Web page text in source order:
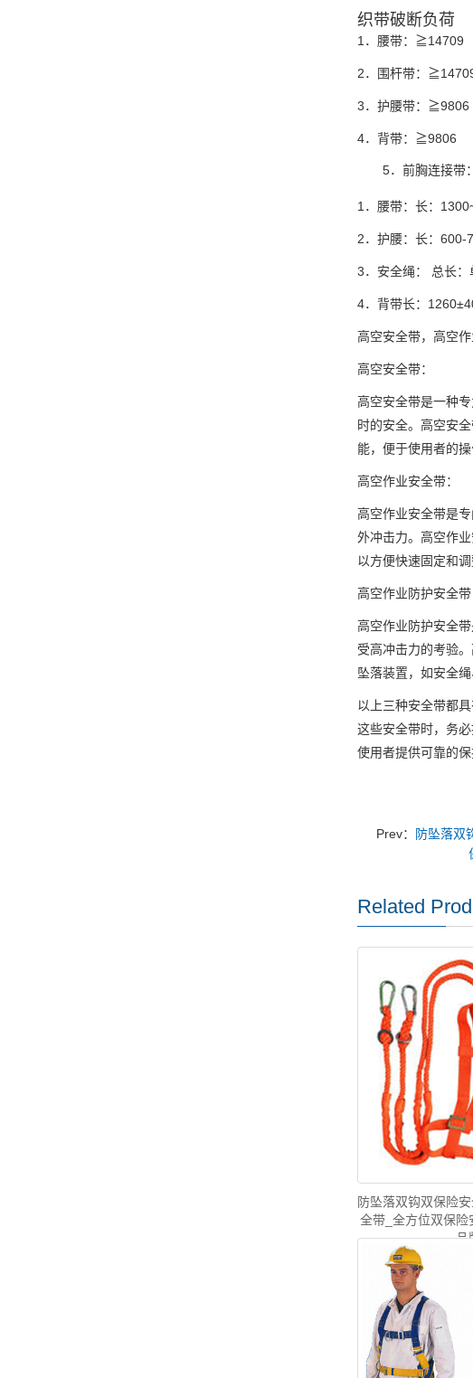
织带破断负荷
1．腰带：≧14709
2．围杆带：
3．护腰带：≧9806
4．背带：≧9806
5．前胸连接带
1．腰带：长：
2．护腰：长：600-
3．安全绳： 总长
4．背带长：
高空安全带，高空
高空安全带：
高空安全带是一种
时的安全。高空安
能，便于使用者的
高空作业安全带：
高空作业安全带是
外冲击力。高空作
以方便快速固定和
高空作业防护安全带
高空作业防护安全
受高冲击力的考验
坠落装置，如安全
以上三种安全带都
这些安全带时，务
使用者提供可靠的保
Prev：
防坠落双
Related
防坠落双钩双保险
全带_全方位双保险
品